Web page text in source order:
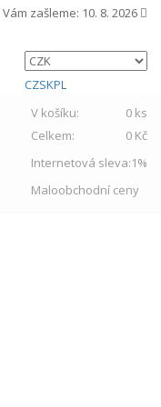
zašleme: 10. 8. 2026
CZSKPL
V košíku:
0 ks
Celkem:
0 Kč
Internetová sleva:1%
Maloobchodní ceny